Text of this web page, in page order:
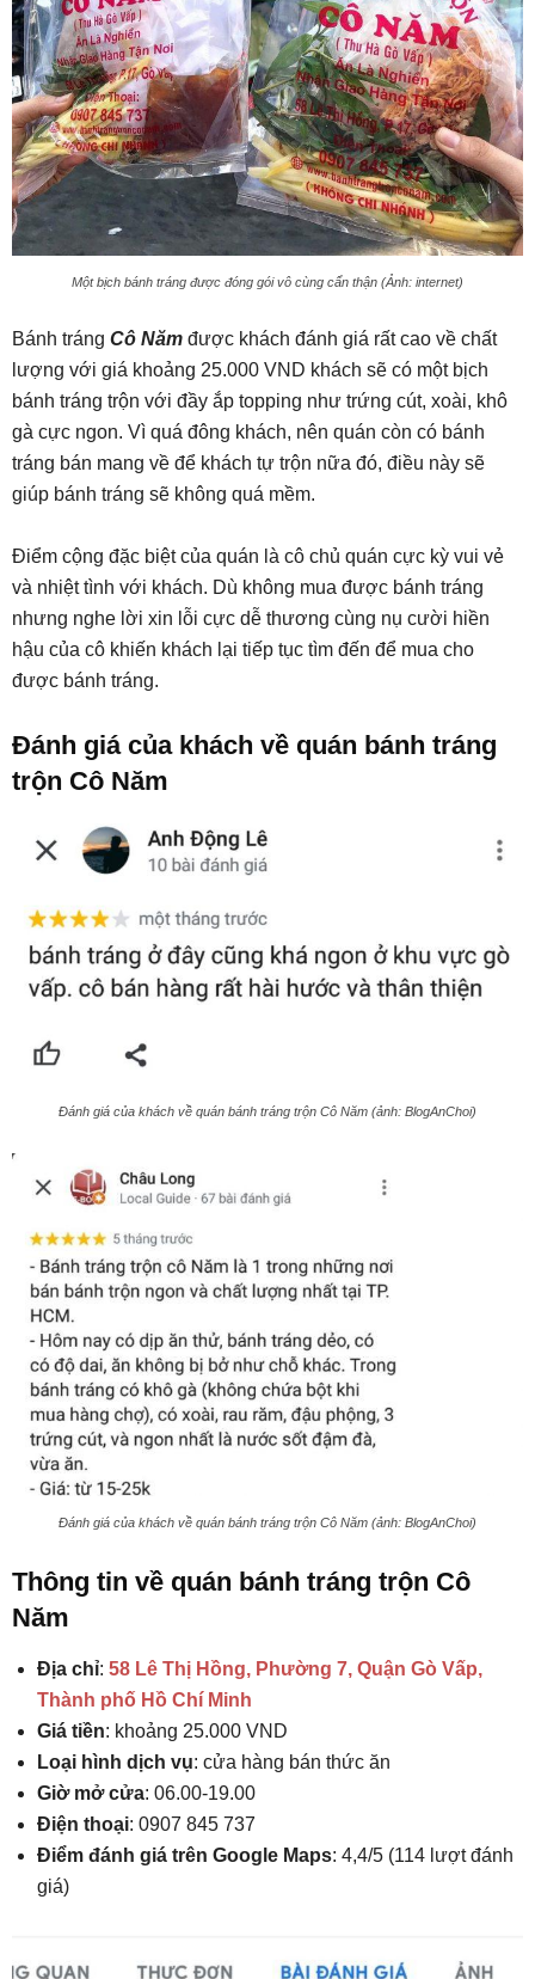
Một bịch bánh tráng được đóng gói vô cùng cẩn thận (Ảnh: internet)
Bánh tráng Cô Năm được khách đánh giá rất cao về chất
lượng với giá khoảng 25.000 VND khách sẽ có một bịch
bánh tráng trộn với đầy ắp topping như trứng cút, xoài, khô
gà cực ngon. Vì quá đông khách, nên quán còn có bánh
tráng bán mang về để khách tự trộn nữa đó, điều này sẽ
giúp bánh tráng sẽ không quá mềm.
Điểm cộng đặc biệt của quán là cô chủ quán cực kỳ vui vẻ
và nhiệt tình với khách. Dù không mua được bánh tráng
nhưng nghe lời xin lỗi cực dễ thương cùng nụ cười hiền
hậu của cô khiến khách lại tiếp tục tìm đến để mua cho
được bánh tráng.
Đánh giá của khách về quán bánh tráng
trộn Cô Năm
Đánh giá của khách về quán bánh tráng trộn Cô Năm (ảnh: BlogAnChoi)
Đánh giá của khách về quán bánh tráng trộn Cô Năm (ảnh: BlogAnChoi)
Thông tin về quán bánh tráng trộn Cô
Năm
Địa chỉ: 58 Lê Thị Hồng, Phường 7, Quận Gò Vấp,
Thành phố Hồ Chí Minh
Giá tiền: khoảng 25.000 VND
Loại hình dịch vụ: cửa hàng bán thức ăn
Giờ mở cửa: 06.00-19.00
Điện thoại: 0907 845 737
Điểm đánh giá trên Google Maps: 4,4/5 (114 lượt đánh
giá)